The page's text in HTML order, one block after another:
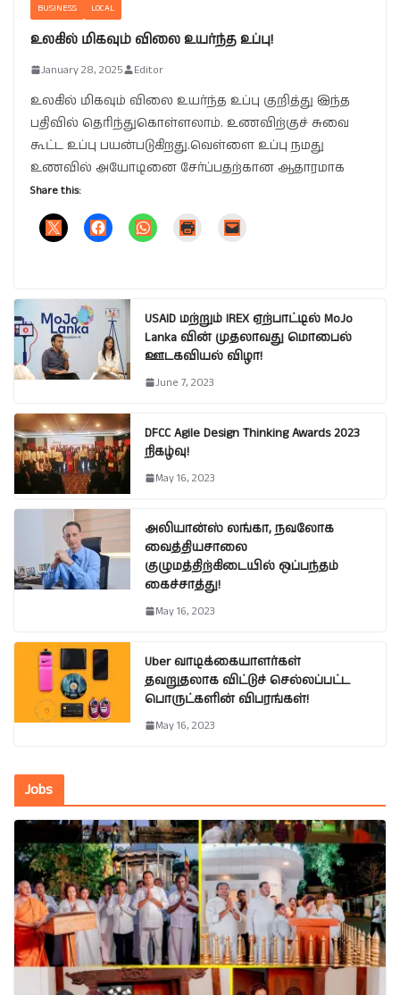
BUSINESS LOCAL
உலகில் மிகவும் விலை உயர்ந்த உப்பு!
January 28, 2025 Editor
உலகில் மிகவும் விலை உயர்ந்த உப்பு குறித்து இந்த
பதிவில் தெரிந்துகொள்ளலாம். உணவிற்குச் சுவை
கூட்ட உப்பு பயன்படுகிறது.வெள்ளை உப்பு நமது
உணவில் அயோடினை சேர்ப்பதற்கான ஆதாரமாக
Share this:
USAID மற்றும் IREX ஏற்பாட்டில் MoJo
Lanka வின் முதலாவது மொபைல்
ஊடகவியல் விழா!
June 7, 2023
DFCC Agile Design Thinking Awards 2023
நிகழ்வு!
May 16, 2023
அலியான்ஸ் லங்கா, நவலோக
வைத்தியசாலை
குழுமத்திற்கிடையில் ஒப்பந்தம்
கைச்சாத்து!
May 16, 2023
Uber வாடிக்கையாளர்கள்
தவறுதலாக விட்டுச் செல்லப்பட்ட
பொருட்களின் விபரங்கள்!
May 16, 2023
Jobs